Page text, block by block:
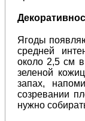
Ягоды
средней
около 2,5 см
зеленой
запах,
созревании
нужно